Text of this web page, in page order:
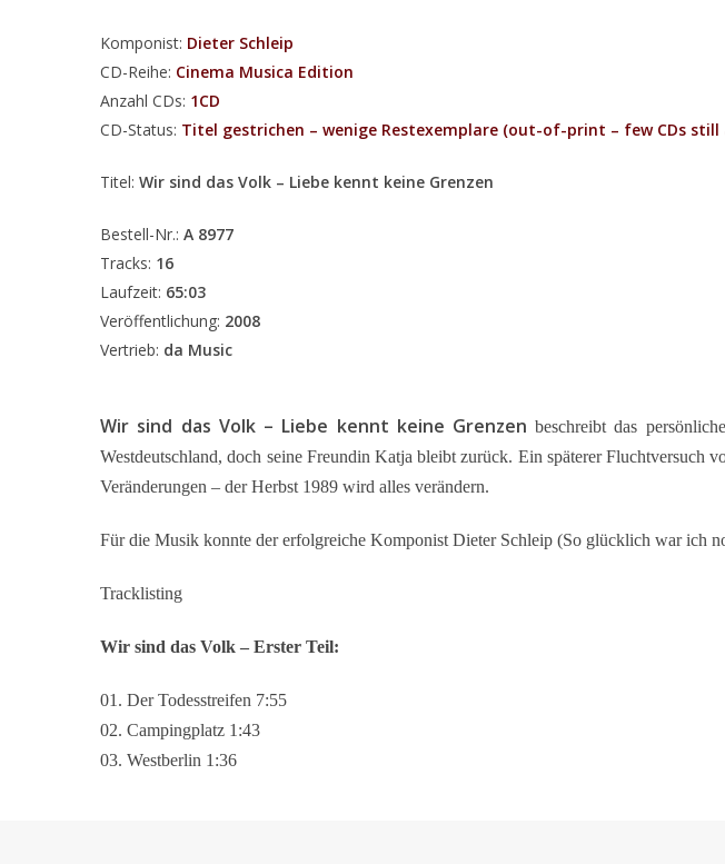
Komponist: Dieter Schleip
CD-Reihe: Cinema Musica Edition
Anzahl CDs: 1CD
CD-Status: Titel gestrichen – wenige Restexemplare (out-of-print – few CDs still
Titel:Wir sind das Volk – Liebe kennt keine Grenzen
Bestell-Nr.:A 8977
Tracks: 16
Laufzeit: 65:03
Veröffentlichung: 2008
Vertrieb: da Music
Wir sind das Volk – Liebe kennt keine Grenzen beschreibt das
Westdeutschland, doch seine Freundin Katja bleibt zurück. Ein späterer Fluchtversuch
Veränderungen – der Herbst 1989 wird alles verändern.
Für die Musik konnte der erfolgreiche Komponist Dieter Schleip (So glücklich war ich
Tracklisting
Wir sind das Volk – Erster Teil:
01. Der Todesstreifen 7:55
02. Campingplatz 1:43
03. Westberlin 1:36